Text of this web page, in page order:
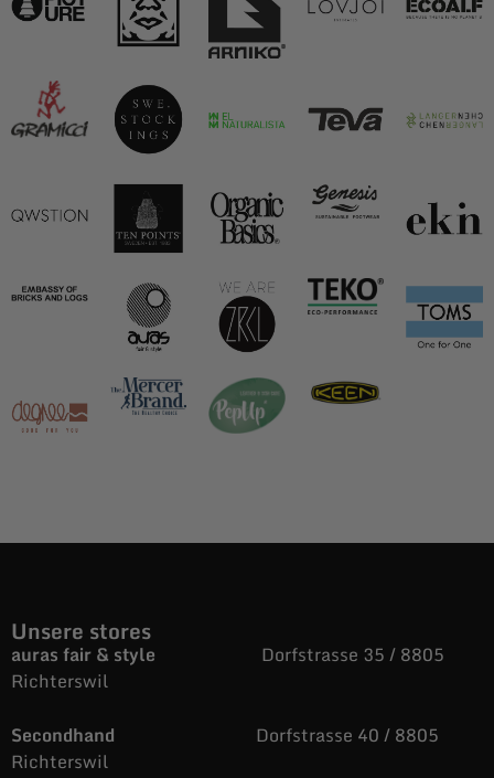
Unsere stores
auras fair & style Dorfstrasse 35 / 8805
Richterswil
Secondhand Dorfstrasse 40 / 8805
Richterswil